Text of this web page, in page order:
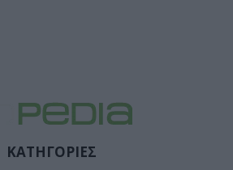
ΚΑΤΗΓΟΡΙΕΣ